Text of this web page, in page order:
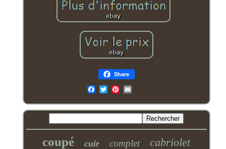
Share
Email
coupé cuir complet cabriolet